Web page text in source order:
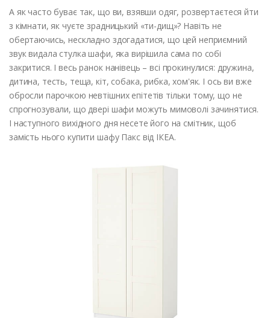
А як часто буває так, що ви, взявши одяг, розвертаєтеся йти
з кімнати, як чуєте зрадницький «ти-дищ»? Навіть не
обертаючись, нескладно здогадатися, що цей неприємний
звук видала стулка шафи, яка вирішила сама по собі
закритися. І весь ранок нанівець – всі прокинулися: дружина,
дитина, тесть, теща, кіт, собака, рибка, хом'як. І ось ви вже
обросли парочкою невтішних епітетів тільки тому, що не
спрогнозували, що двері шафи можуть мимоволі зачинятися.
І наступного вихідного дня несете його на смітник, щоб
замість нього купити шафу Пакс від ІКЕА.